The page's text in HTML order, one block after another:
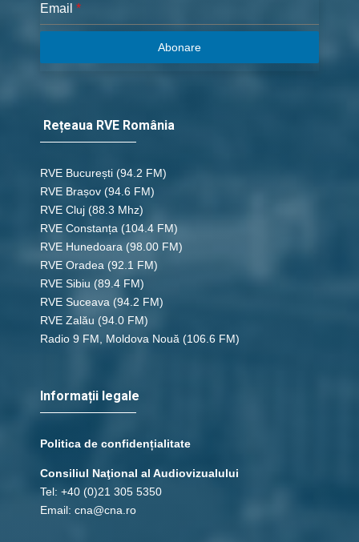
Email *
Abonare
Rețeaua RVE România
RVE București (94.2 FM)
RVE Brașov (94.6 FM)
RVE Cluj (88.3 Mhz)
RVE Constanța (104.4 FM)
RVE Hunedoara (98.00 FM)
RVE Oradea (92.1 FM)
RVE Sibiu (89.4 FM)
RVE Suceava (94.2 FM)
RVE Zalău (94.0 FM)
Radio 9 FM, Moldova Nouă (106.6 FM)
Informații legale
Politica de confidențialitate
Consiliul Naţional al Audiovizualului
Tel: +40 (0)21 305 5350
Email: cna@cna.ro